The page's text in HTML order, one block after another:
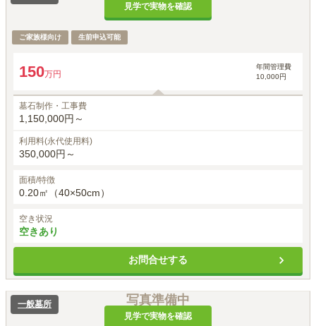
見学で実物を確認
ご家族様向け 生前申込可能
150万円
年間管理費
10,000円
墓石制作・工事費
1,150,000円～
利用料(永代使用料)
350,000円～
面積/特徴
0.20㎡（40×50cm）
空き状況
空きあり
お問合せする
写真準備中
見学で実物を確認
一般墓所